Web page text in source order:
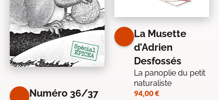
Numéro 36/37
La Musette
d’Adrien
Desfossés
La panoplie du petit
naturaliste
94,00€